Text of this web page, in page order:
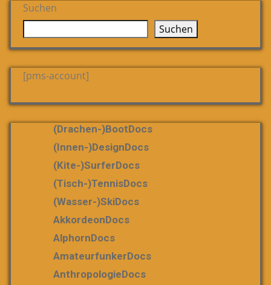
Suchen
Suchen
[pms-account]
(Drachen-)bootDocs
(Innen-)DesignDocs
(Kite-)SurferDocs
(Tisch-)TennisDocs
(Wasser-)SkiDocs
AkkordeonDocs
AlphornDocs
AmateurfunkerDocs
AnthropologieDocs